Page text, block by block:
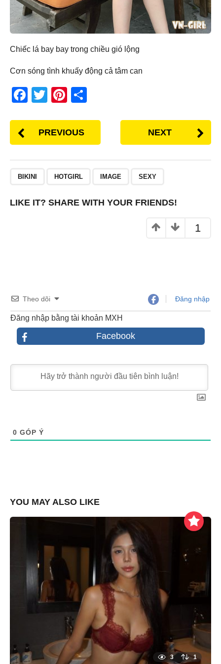
Chiếc lá bay bay trong chiều gió lộng
Cơn sóng tình khuấy động cả tâm can
F
e
o
k
T
tt
er
Pi
er
e
ar
e
PREVIOUS NEXT
BIKINI HOTGIRL IMAGE SEXY
LIKE IT? SHARE WITH YOUR FRIENDS!
1
Theo dõi Đăng nhập
Đăng nhập bằng tài khoản MXH
Facebook
0 GÓP Ý
YOU MAY ALSO LIKE
3 1